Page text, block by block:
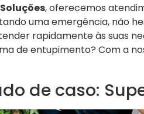
, oferecemos
uma emergência, não
rapidamente às suas
de entupimento? Com a
de caso: